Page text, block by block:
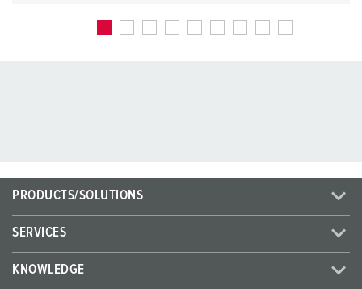
PRODUCTS/SOLUTIONS
SERVICES
KNOWLEDGE